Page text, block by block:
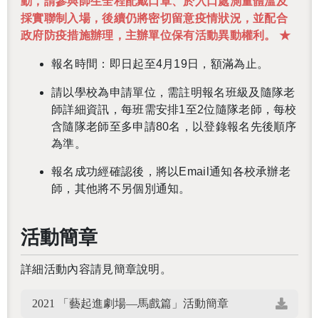
採實聯制入場，後續仍將密切留意疫情狀況，並配合
政府防疫措施辦理，主辦單位保有活動異動權利。 ★
報名時間：即日起至4月19日，額滿為止。
請以學校為申請單位，需註明報名班級及隨隊老
師詳細資訊，每班需安排1至2位隨隊老師，每校
含隨隊老師至多申請80名，以登錄報名先後順序
為準。
報名成功經確認後，將以Email通知各校承辦老
師，其他將不另個別通知。
活動簡章
詳細活動內容請見簡章說明。
2021 「藝起進劇場—馬戲篇」活動簡章